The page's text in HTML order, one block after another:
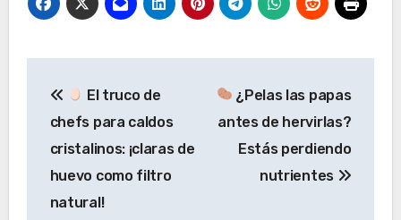
de
entradas
El truco de
chefs para caldos
cristalinos: ¡claras de
huevo como filtro
natural!
¿Pelas las papas
antes de hervirlas?
Estás perdiendo
nutrientes